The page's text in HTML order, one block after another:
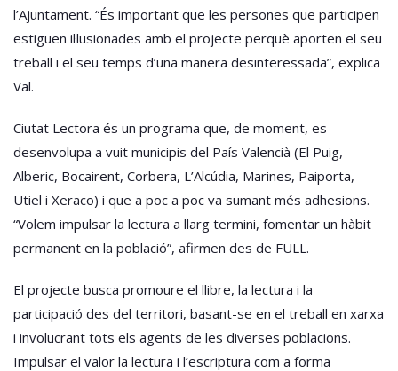
l’Ajuntament. “És important que les persones que participen
estiguen il·lusionades amb el projecte perquè aporten el seu
treball i el seu temps d’una manera desinteressada”, explica
Val.
Ciutat Lectora és un programa que, de moment, es
desenvolupa a vuit municipis del País Valencià (El Puig,
Alberic, Bocairent, Corbera, L’Alcúdia, Marines, Paiporta,
Utiel i Xeraco) i que a poc a poc va sumant més adhesions.
“Volem impulsar la lectura a llarg termini, fomentar un hàbit
permanent en la població”, afirmen des de FULL.
El projecte busca promoure el llibre, la lectura i la
participació des del territori, basant-se en el treball en xarxa
i involucrant tots els agents de les diverses poblacions.
Impulsar el valor la lectura i l’escriptura com a forma